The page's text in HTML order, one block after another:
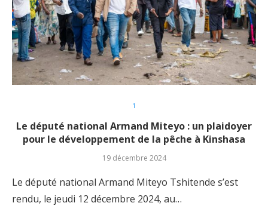
1
Le député national Armand Miteyo : un plaidoyer
pour le développement de la pêche à Kinshasa
19 décembre 2024
Le député national Armand Miteyo Tshitende s’est
rendu, le jeudi 12 décembre 2024, au…